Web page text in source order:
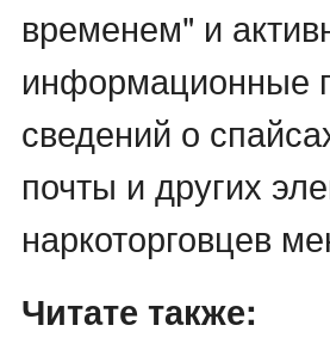
временем" и
информационные
сведений о
почты и других
наркоторговцев
Читате также: